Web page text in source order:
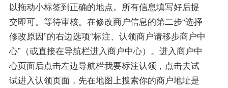
以拖动小标签到正确的地点。所有信息填写好后提
交即可。等待审核。在修改商户信息的第二步“选择
修改原因”的右边选项“标注、认领商户请移步商户中
心”（或直接在导航栏进入商户中心）。进入商户中
心页面后点击左边导航栏我要标注认领，点击去试
试进入认领页面，先在地图上搜索你的商户地址是